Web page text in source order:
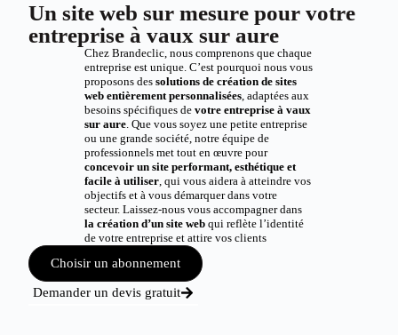
Un site web sur mesure pour votre
entreprise à vaux sur aure
Chez Brandeclic, nous comprenons que chaque
entreprise est unique. C’est pourquoi nous vous
proposons des solutions de création de sites
web entièrement personnalisées, adaptées aux
besoins spécifiques de votre entreprise à vaux
sur aure. Que vous soyez une petite entreprise
ou une grande société, notre équipe de
professionnels met tout en œuvre pour
concevoir un site performant, esthétique et
facile à utiliser, qui vous aidera à atteindre vos
objectifs et à vous démarquer dans votre
secteur. Laissez-nous vous accompagner dans
la création d’un site webqui reflète l’identité
de votre entreprise et attire vos clients
Choisir un abonnement
Demander un devis gratuit